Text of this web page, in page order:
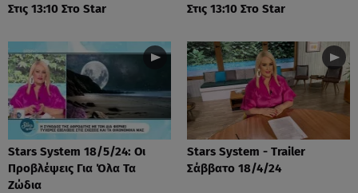
Στις 13:10 Στο Star
Στις 13:10 Στο Star
Stars System 18/5/24: Οι
Προβλέψεις Για Όλα Τα
Ζώδια
Stars System - Trailer
Σάββατο 18/4/24